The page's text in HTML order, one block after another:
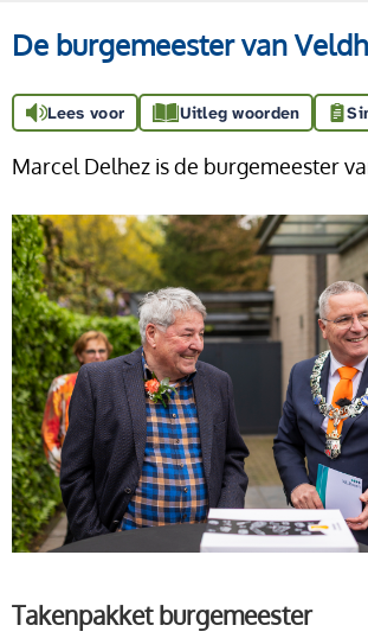
De burgemeester van
Lees voor Uitleg woorden
Marcel Delhez is de burgemeester
Takenpakket burgemeester